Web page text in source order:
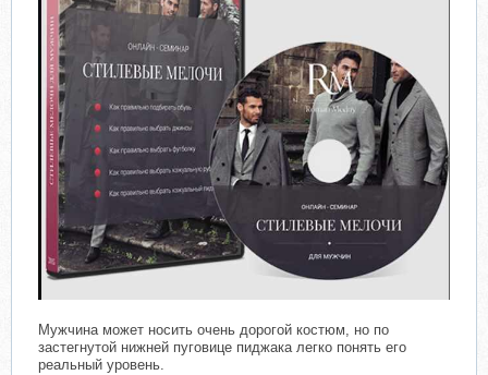
Мужчина может носить очень дорогой костюм, но по
застегнутой нижней пуговице пиджака легко понять его
реальный уровень.